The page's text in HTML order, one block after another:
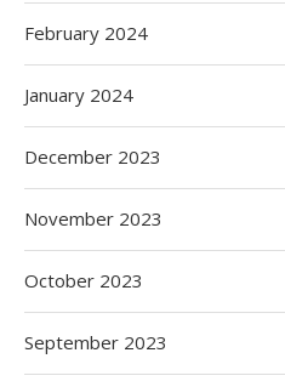
February 2024
January 2024
December 2023
November 2023
October 2023
September 2023